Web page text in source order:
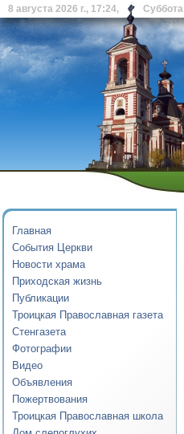
8 августа 2026 г., 17:24, Суббота
Главная
События Церкви
Новости храма
Приходская жизнь
Публикации
Троицкая Православная газета
Стенгазета
Фотографии
Видео
Объявления
Пожертвования
Троицкая Православная школа